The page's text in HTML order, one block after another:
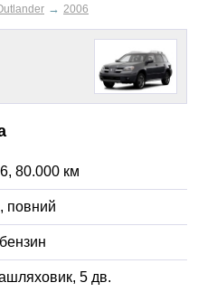
→ 2006
, 80.000 км
, повний
5 дв.